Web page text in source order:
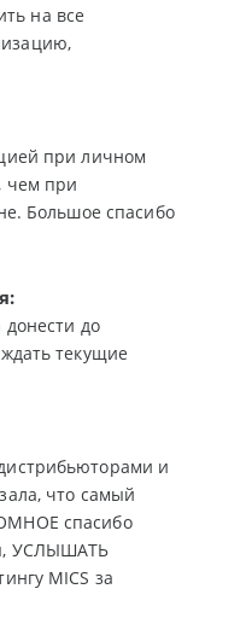
на все
при личном
чем при
Большое спасибо
до
текущие
и
что самый
спасибо
УСЛЫШАТЬ
MICS за